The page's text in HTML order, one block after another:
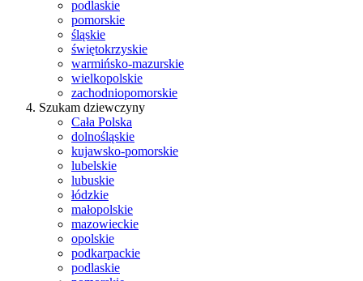
podlaskie
pomorskie
śląskie
świętokrzyskie
warmińsko-mazurskie
wielkopolskie
zachodniopomorskie
Szukam dziewczyny
Cała Polska
dolnośląskie
kujawsko-pomorskie
lubelskie
lubuskie
łódzkie
małopolskie
mazowieckie
opolskie
podkarpackie
podlaskie